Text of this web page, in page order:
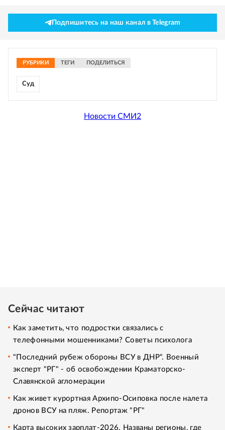
Подпишитесь на наш канал в Telegram
РУБРИКИ ТЕГИ ПОДЕЛИТЬСЯ
Суд
Новости СМИ2
Сейчас читают
Как заметить, что подростки связались с
телефонными мошенниками? Советы психолога
"Последний рубеж обороны ВСУ в ДНР". Военный
эксперт "РГ" - об освобождении Краматорско-
Славянской агломерации
Как живет курортная Архипо-Осиповка после налета
дронов ВСУ на пляж. Репортаж "РГ"
Карта высоких зарплат-2026. Названы регионы, где